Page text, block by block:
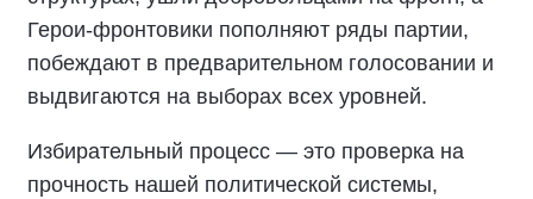
Герои-фронтовики пополняют ряды партии,
побеждают в предварительном голосовании и
выдвигаются на выборах всех уровней.
Избирательный процесс — это проверка на
прочность нашей политической системы,